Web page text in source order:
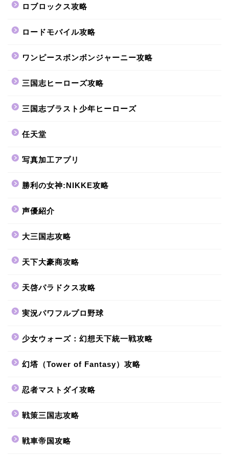
ロブロックス攻略
ロードモバイル攻略
ワンピースボンボンジャーニー攻略
三国志ヒーローズ攻略
三国志ブラスト少年ヒーローズ
任天堂
写真加工アプリ
勝利の女神:NIKKE攻略
声優紹介
大三国志攻略
天下大豪商攻略
天啓パラドクス攻略
実況パワフルプロ野球
少女ウォーズ：幻想天下統一戦攻略
幻塔（Tower of Fantasy）攻略
忍者マストダイ攻略
戦策三国志攻略
戦車帝国攻略